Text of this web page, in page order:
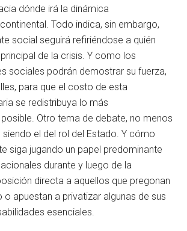
dónde irá la dinámica
Todo indica, sin embargo,
social seguirá refiriéndose a quién
de la crisis. Y como los
sociales podrán demostrar su fuerza,
para que el costo de esta
se redistribuya lo más
Otro tema de debate, no menos
siendo el del rol del Estado. Y cómo
siga jugando un papel predominante
durante y luego de la
directa a aquellos que pregonan
o apuestan a privatizar algunas de sus
esenciales.